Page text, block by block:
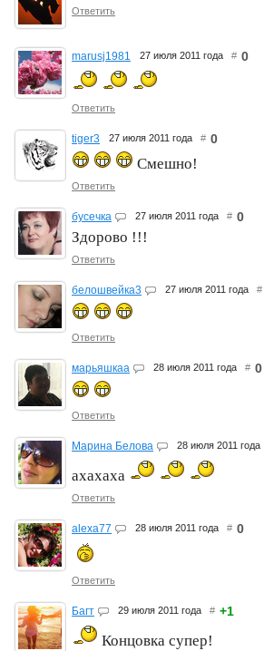
Ответить
marusj1981 27 июля 2011 года # 0
Ответить
tiger3 27 июля 2011 года # 0
Смешно!
Ответить
бусечка 27 июля 2011 года # 0
Здорово !!!
Ответить
белошвейка3 27 июля 2011 года #
Ответить
марьяшкаа 28 июля 2011 года # 0
Ответить
Марина Белова 28 июля 2011 года
ахахаха
Ответить
alexa77 28 июля 2011 года # 0
Ответить
Багт 29 июля 2011 года # +1
Концовка супер!